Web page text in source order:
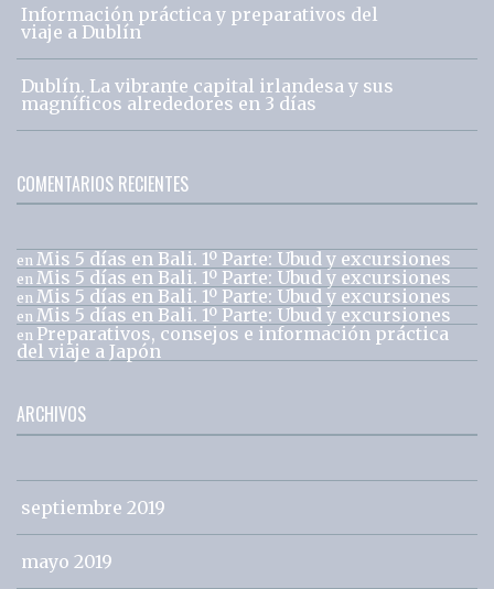
Información práctica y preparativos del
viaje a Dublín
Dublín. La vibrante capital irlandesa y sus
magníficos alrededores en 3 días
COMENTARIOS RECIENTES
en Mis 5 días en Bali. 1º Parte: Ubud y excursiones
en Mis 5 días en Bali. 1º Parte: Ubud y excursiones
en Mis 5 días en Bali. 1º Parte: Ubud y excursiones
en Mis 5 días en Bali. 1º Parte: Ubud y excursiones
en Preparativos, consejos e información práctica
del viaje a Japón
ARCHIVOS
septiembre 2019
mayo 2019